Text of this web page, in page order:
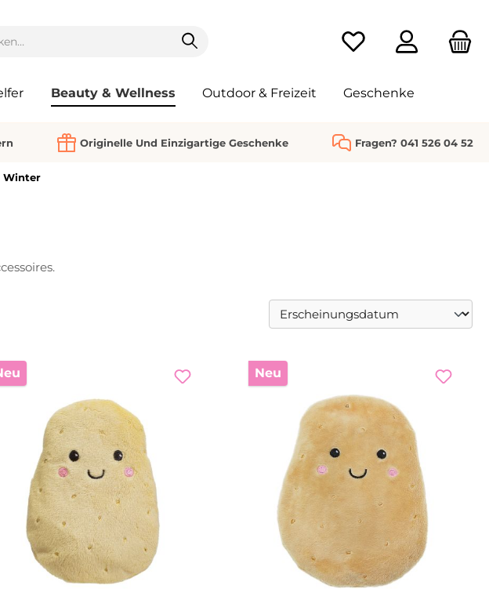
Du hast 0 Produkte
Beauty & Wellness Outdoor & Freizeit Geschenke
Originelle Und Einzigartige Geschenke Fragen? 041 526 04 52
Winter
Neu